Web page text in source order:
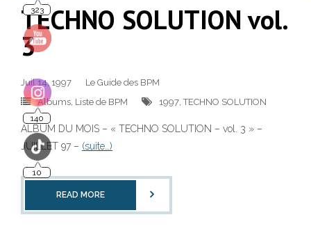
TECHNO SOLUTION vol.
3
Juil 14, 1997
Le Guide des BPM
Albums Liste de BPM 1997 ,TECHNO SOLUTION
ALBUM DU MOIS – « TECHNO SOLUTION – vol. 3 » –
JUILLET 97 – (suite…)
READ MORE
10